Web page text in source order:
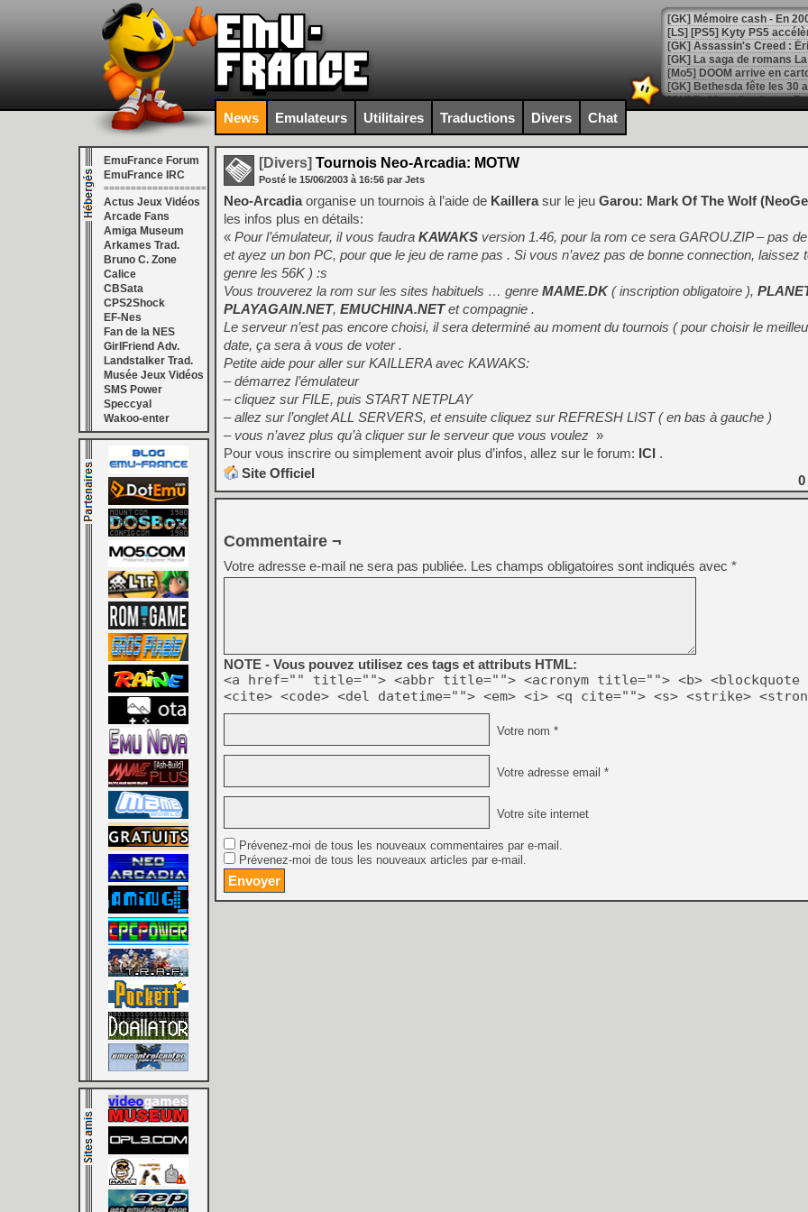
[Mo5] DOOM arrive en
[GK] Bethesda fête les 30
[GK] Roblox : l'action en
[GK] Agenda - GeForce
[LS] [PS5] ps5-y2jb-
[GK] Pourquoi Marvel
[GK] Test : Restory : Chill
[GK] GTA 6 : Rockstar
[GK] Hot Wheels Infinite
[GK] Mémoire cash -
[GK] Résultats Nintendo :
[GK] Déjà des
[Mo5] Brickboy cherche à
[GK] Minecraft et ses «
[GK] Beast of
[GK] Ubisoft : fin de partie
[GK] Mémoire cash -
[GK] Dan Houser (GTA)
[GK] Comment EA Sports
[GK] Crimson Moon : un
[GK] Isle of Reveries : le
[GK] Moonlighter 2 : The
[GK] Capcom relance
[Mo5] Deux inédits du
[GK] Le beat'em up The
[GK] Endless Legend 2 :
[LS] [PS5] Le WebKit
News Emulateurs Utilitaires Traductions Divers Chat
EmuFrance Forum
EmuFrance IRC
===================
Actus Jeux Vidéos
Arcade Fans
Amiga Museum
Arkames Trad.
Bruno C. Zone
Calice
CBSata
CPS2Shock
EF-Nes
Fan de la NES
GirlFriend Adv.
Landstalker Trad.
Musée Jeux Vidéos
SMS Power
Speccyal
Wakoo-enter
[Divers] Tournois Neo-Arcadia: MOTW
Posté le 15/06/2003 à 16:56 par Jets
Neo-Arcadiaorganise un tournois à l’aide de Kaillerasur le jeu Garou: Mark Of The Wolf
les infos plus en détails:
« Pour l’émulateur, il vous faudra KAWAKS version 1.46, pour la rom ce sera GAROU.ZIP – pas
et ayez un bon PC, pour que le jeu de rame pas . Si vous n’avez pas de bonne connection, laissez
genre les 56K ) :s
Vous trouverez la rom sur les sites habituels … genre MAME.DK( inscription obligatoire ),
PLAYAGAIN.NET, EMUCHINA.NETet compagnie .
Le serveur n’est pas encore choisi, il sera determiné au moment du tournois ( pour choisir le
date, ça sera à vous de voter .
Petite aide pour aller sur KAILLERA avec KAWAKS:
– démarrez l’émulateur
– cliquez sur FILE, puis START NETPLAY
– allez sur l’onglet ALL SERVERS, et ensuite cliquez sur REFRESH LIST ( en bas à gauche )
– vous n’avez plus qu’à cliquer sur le serveur que vous voulez »
Pour vous inscrire ou simplement avoir plus d’infos, allez sur le forum: ICI .
Site Officiel
0
Commentaire ¬
Votre adresse e-mail ne sera pas publiée. Les champs obligatoires sont indiqués avec *
NOTE - Vous pouvez utilisez ces tags et attributs HTML:
<a href="" title=""> <abbr title=""> <acronym title=""> <b> <blockquote
<cite> <code> <del datetime=""> <em> <i> <q cite=""> <s> <strike>
Votre nom *
Votre adresse email *
Votre site internet
Prévenez-moi de tous les nouveaux commentaires par e-mail.
Prévenez-moi de tous les nouveaux articles par e-mail.